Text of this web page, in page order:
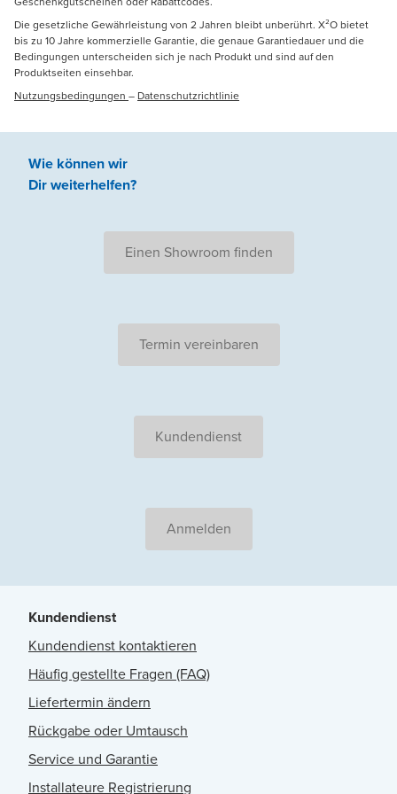
Die gesetzliche Gewährleistung von 2 Jahren bleibt unberührt. X²O bietet
bis zu 10 Jahre kommerzielle Garantie, die genaue Garantiedauer und die
Bedingungen unterscheiden sich je nach Produkt und sind auf den
Produktseiten einsehbar.
Nutzungsbedingungen – Datenschutzrichtlinie
Wie können wir
Dir weiterhelfen?
Einen Showroom finden
Termin vereinbaren
Kundendienst
Anmelden
Kundendienst
Kundendienst kontaktieren
Häufig gestellte Fragen (FAQ)
Liefertermin ändern
Rückgabe oder Umtausch
Service und Garantie
Installateure Registrierung